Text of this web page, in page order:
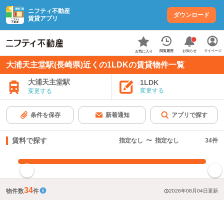
ニフティ不動産
賃貸アプリ
ダウンロード
お気に入り 閲覧履歴 お知らせ マイページ
大浦天主堂駅(長崎県)近くの1LDKの賃貸物件一覧
大浦天主堂駅
変更する
1LDK
変更する
条件を保存 新着通知 アプリで探す
賃料で探す 指定なし 〜 指定なし 34件
物件数34件 2026年08月04日更新